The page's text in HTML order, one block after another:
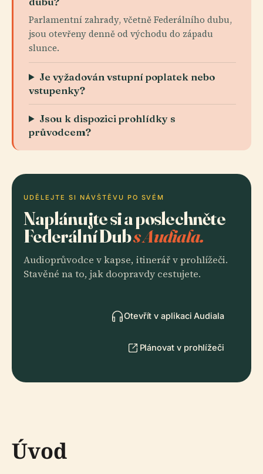
Parlamentní zahrady, včetně Federálního dubu,
jsou otevřeny denně od východu do západu
slunce.
Je vyžadován vstupní poplatek nebo
vstupenky?
Jsou k dispozici prohlídky s
průvodcem?
UDĚLEJTE SI NÁVŠTĚVU PO SVÉM
Naplánujte si a poslechněte
Federální Dubs Audiala.
Audioprůvodce v kapse, itinerář v prohlížeči.
Stavěné na to, jak doopravdy cestujete.
Otevřít v aplikaci Audiala
Plánovat v prohlížeči
Úvod